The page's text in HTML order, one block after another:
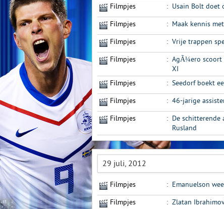
Filmpjes : Usain Bolt doet
Filmpjes : Maak kennis
Filmpjes : Vrije trappen
Filmpjes : AgÃ¼ero scoort
XI
Filmpjes
: Seedorf boekt
Filmpjes : 46-jarige
Filmpjes : De
Rusland
29 juli, 2012
Filmpjes : Emanuelson
Filmpjes : Zlatan